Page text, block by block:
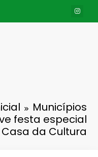
Municípios
festa especial
da Cultura